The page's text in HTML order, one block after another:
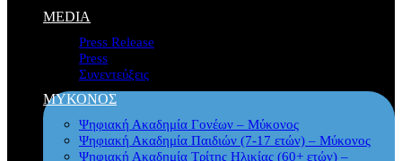
MEDIA
Press Release
Press
Συνεντεύξεις
ΜΥΚΟΝΟΣ
Ψηφιακή Ακαδημία Γονέων – Μύκονος
Ψηφιακή Ακαδημία Παιδιών (7-17 ετών) – Μύκονος
Ψηφιακή Ακαδημία Τρίτης Ηλικίας (60+ ετών) –